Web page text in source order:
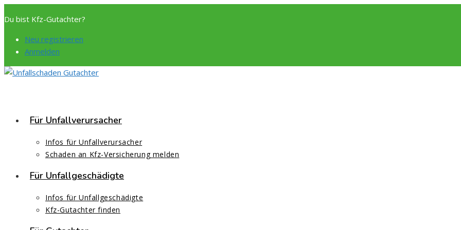
Inhalt
springen
Du bist Kfz-Gutachter?
Neu registrieren
Anmelden
Für Unfallverursacher
Infos für Unfallverursacher
Schaden an Kfz-Versicherung melden
Für Unfallgeschädigte
Infos für Unfallgeschädigte
Kfz-Gutachter finden